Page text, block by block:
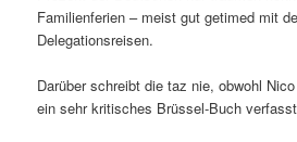
Familienferien – meist gut getimed mit
Delegationsreisen.
Darüber schreibt die taz nie, obwohl
ein sehr kritisches Brüssel-Buch